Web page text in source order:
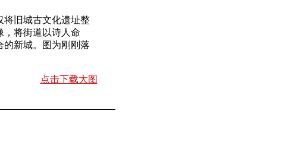
旧城古文化遗址整
，将街道以诗人命
的新城。图为刚刚落
点击下载大图